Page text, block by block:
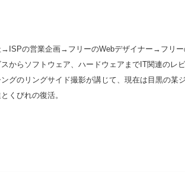
→ISPの営業企画→フリーのWebデザイナー→フリー
からソフトウェア、ハードウェアまでIT関連のレ
グのリングサイド撮影が講じて、現在は目黒の某
くびれの復活。